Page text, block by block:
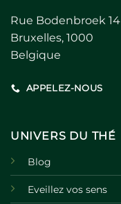
Rue Bodenbroek 14
Bruxelles, 1000
Belgique
APPELEZ-NOUS
UNIVERS DU THÉ
Blog
Eveillez vos sens